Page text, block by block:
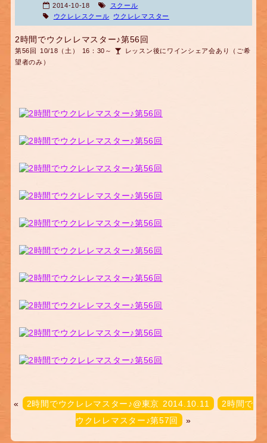
2014-10-18
スクール
ウクレレスクール
ウクレレマスター
2時間でウクレレマスター♪第56回
第56回 10/18（土） 16：30～
レッスン後にワインシェア会あり（ご希
望者のみ）
« 2時間でウクレレマスター♪@東京 2014.10.11
2時間で
ウクレレマスター♪第57回
»